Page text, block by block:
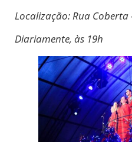
Localização: Rua Coberta
Diariamente, às 19h